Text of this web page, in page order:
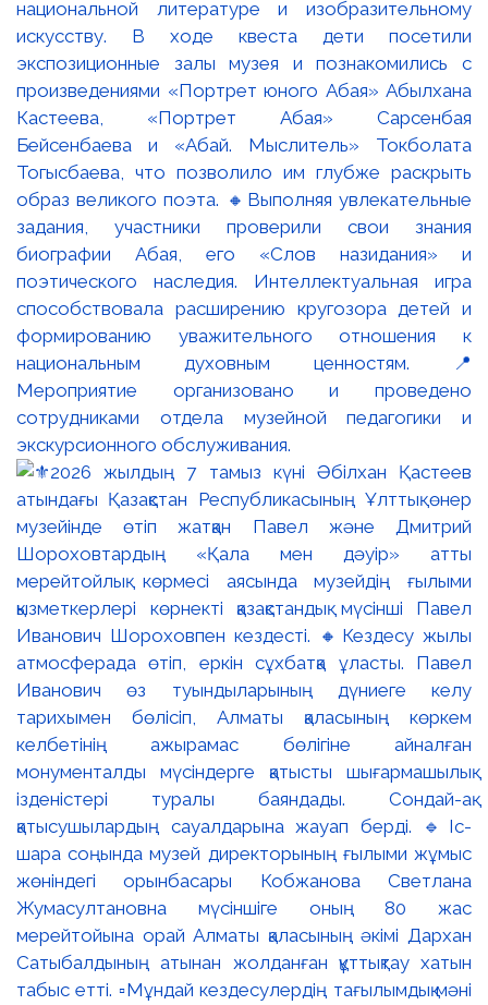
национальной литературе и изобразительному
искусству. В ходе квеста дети посетили
экспозиционные залы музея и познакомились с
произведениями «Портрет юного Абая» Абылхана
Кастеева, «Портрет Абая» Сарсенбая
Бейсенбаева и «Абай. Мыслитель» Токболата
Тогысбаева, что позволило им глубже раскрыть
образ великого поэта. 🔸Выполняя увлекательные
задания, участники проверили свои знания
биографии Абая, его «Слов назидания» и
поэтического наследия. Интеллектуальная игра
способствовала расширению кругозора детей и
формированию уважительного отношения к
национальным духовным ценностям. 📍
Мероприятие организовано и проведено
сотрудниками отдела музейной педагогики и
экскурсионного обслуживания.